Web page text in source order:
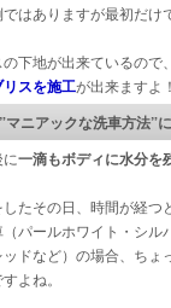
ではありますが最初だけ
の下地が出来ているの
リスを施工が出来ますよ
”マニアックな洗車方法”
一滴もボディに水分を
たその日、時間が経つ
パールホワイト・シル
ッドなど）の場合、ち
よね。